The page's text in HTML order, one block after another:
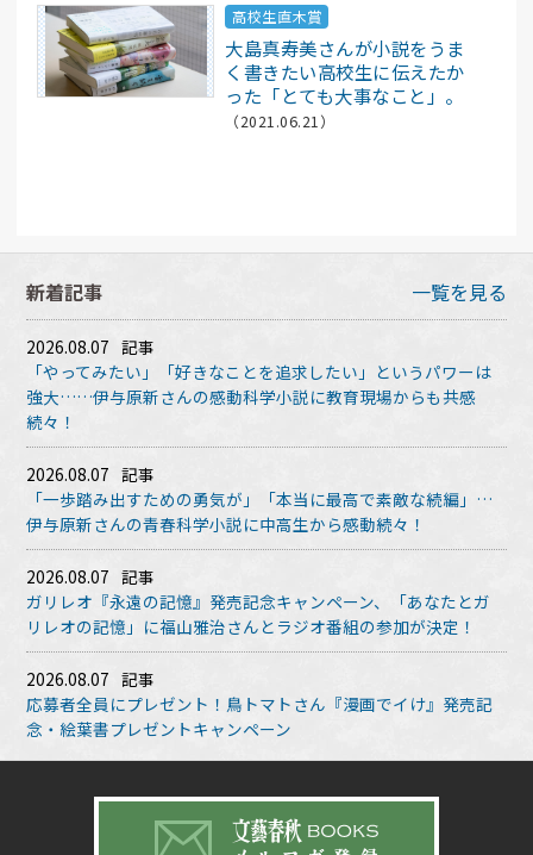
高校生直木賞
大島真寿美さんが小説をうま
く書きたい高校生に伝えたか
った「とても大事なこと」。
（2021.06.21）
新着記事 一覧を見る
2026.08.07 記事
「やってみたい」「好きなことを追求したい」というパワーは
強大……伊与原新さんの感動科学小説に教育現場からも共感
続々！
2026.08.07 記事
「一歩踏み出すための勇気が」「本当に最高で素敵な続編」…
伊与原新さんの青春科学小説に中高生から感動続々！
2026.08.07 記事
ガリレオ『永遠の記憶』発売記念キャンペーン、「あなたとガ
リレオの記憶」に福山雅治さんとラジオ番組の参加が決定！
2026.08.07 記事
応募者全員にプレゼント！鳥トマトさん『漫画でイけ』発売記
念・絵葉書プレゼントキャンペーン